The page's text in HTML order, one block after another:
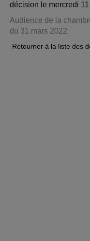
décision le mercredi
Audience de la
du 31 mars 2022
Retourner à la liste des